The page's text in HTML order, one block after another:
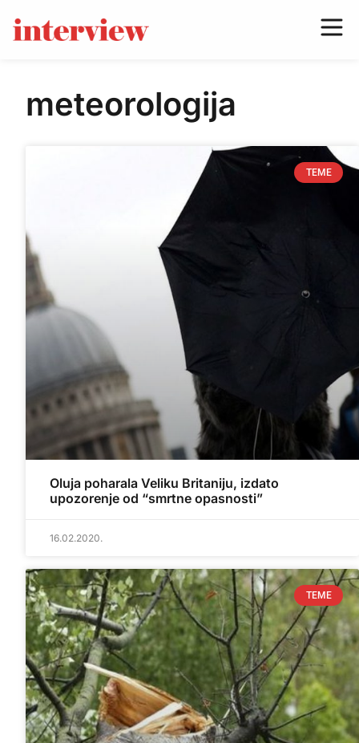
meteorologija
TEME
Oluja poharala Veliku Britaniju, izdato
upozorenje od “smrtne opasnosti”
16.02.2020.
TEME